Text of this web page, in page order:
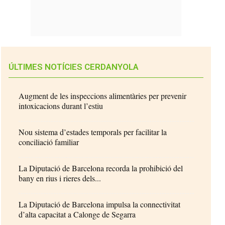
ÚLTIMES NOTÍCIES CERDANYOLA
Augment de les inspeccions alimentàries per prevenir
intoxicacions durant l’estiu
Nou sistema d’estades temporals per facilitar la
conciliació familiar
La Diputació de Barcelona recorda la prohibició del
bany en rius i rieres dels...
La Diputació de Barcelona impulsa la connectivitat
d’alta capacitat a Calonge de Segarra